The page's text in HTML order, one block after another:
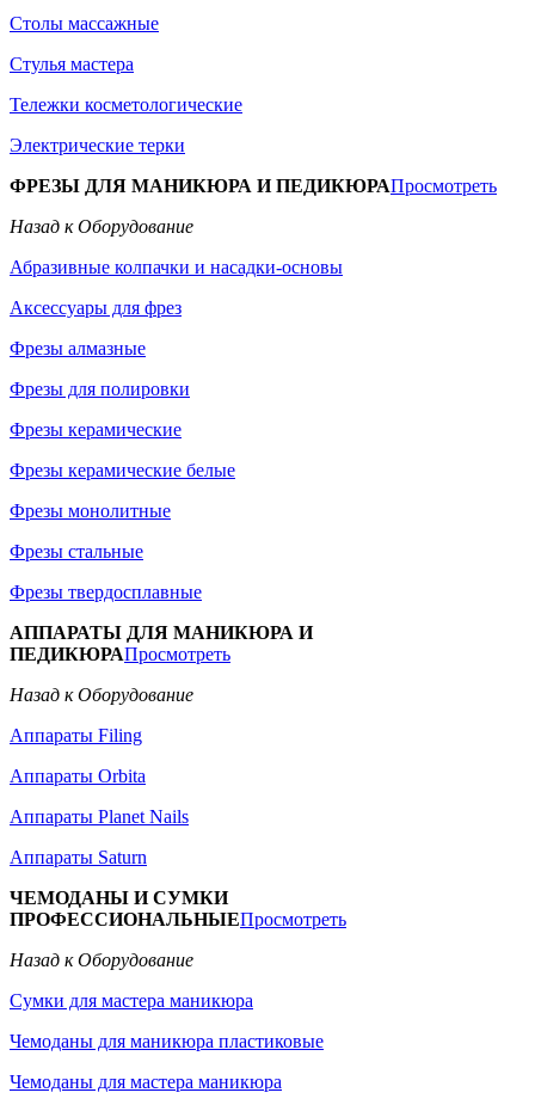
Столы массажные
Стулья мастера
Тележки косметологические
Электрические терки
ФРЕЗЫ ДЛЯ МАНИКЮРА И ПЕДИКЮРАПросмотреть
Назад к Оборудование
Абразивные колпачки и насадки-основы
Аксессуары для фрез
Фрезы алмазные
Фрезы для полировки
Фрезы керамические
Фрезы керамические белые
Фрезы монолитные
Фрезы стальные
Фрезы твердосплавные
АППАРАТЫ ДЛЯ МАНИКЮРА И
ПЕДИКЮРАПросмотреть
Назад к Оборудование
Аппараты Filing
Аппараты Orbita
Аппараты Planet Nails
Аппараты Saturn
ЧЕМОДАНЫ И СУМКИ
ПРОФЕССИОНАЛЬНЫЕПросмотреть
Назад к Оборудование
Сумки для мастера маникюра
Чемоданы для маникюра пластиковые
Чемоданы для мастера маникюра